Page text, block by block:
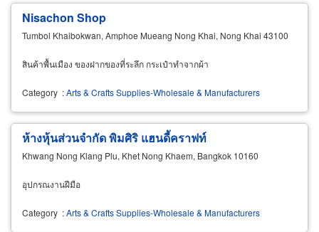
Nisachon Shop
Tumbol Khaibokwan, Amphoe Mueang Nong Khai, Nong Khai 43100
สินค้าพื้นเมือง ของฝากของที่ระลึก กระเป๋าทำจากผ้า
Category :Arts & Crafts Supplies-Wholesale & Manufacturers
ห้างหุ้นส่วนจำกัด พิมศิริ แฮนดี้คราฟท์
Khwang Nong Klang Plu, Khet Nong Khaem, Bangkok 10160
อุปกรณงานฝีมือ
Category :Arts & Crafts Supplies-Wholesale & Manufacturers